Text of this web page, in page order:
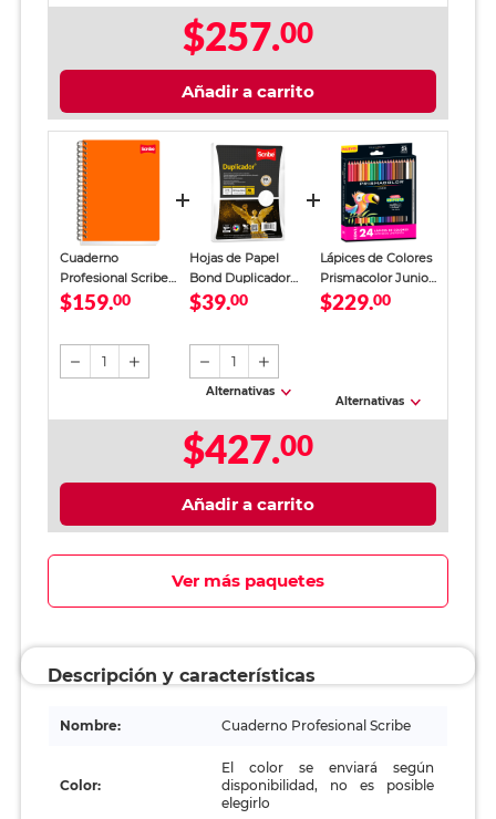
$257.00
Añadir a carrito
Cuaderno
Profesional Scribe
Clásico Cuadro
$159.00
1
Hojas de Papel
Bond Duplicador
Carta Scribe Blanco
$39.00
1
Alternativas
Lápices de Colores
Prismacolor Junior
24 piezas
$229.00
Alternativas
$427.00
Añadir a carrito
Ver más paquetes
Descripción y características
Nombre: Cuaderno Profesional Scribe
Color:
El color se enviará según
disponibilidad, no es posible
elegirlo